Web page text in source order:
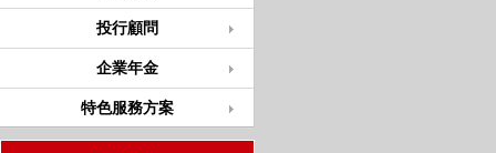
投行顧問
企業年金
特色服務方案